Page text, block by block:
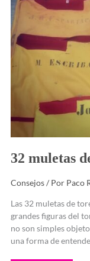
32 muletas
Consejos/ Por Paco
Las 32 muletas de
grandes figuras del
no son simples
una forma de